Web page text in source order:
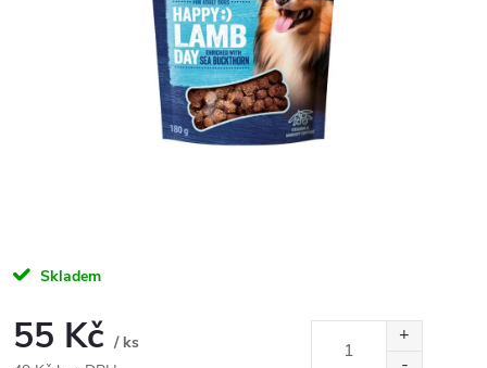
Skladem
55 Kč / ks